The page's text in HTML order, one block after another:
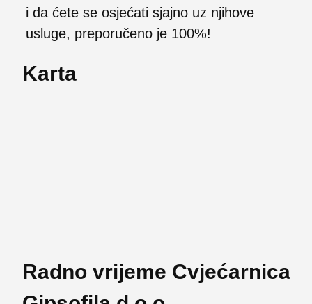
i da ćete se osjećati sjajno uz njihove
usluge, preporučeno je 100%!
Karta
Radno vrijeme Cvjećarnica